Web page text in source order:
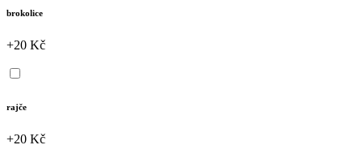
brokolice
+20 Kč
rajče
+20 Kč